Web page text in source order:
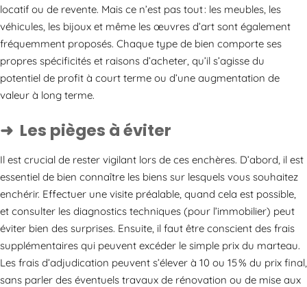
locatif ou de revente. Mais ce n’est pas tout : les meubles, les
véhicules, les bijoux et même les œuvres d’art sont également
fréquemment proposés. Chaque type de bien comporte ses
propres spécificités et raisons d’acheter, qu’il s’agisse du
potentiel de profit à court terme ou d’une augmentation de
valeur à long terme.
Les pièges à éviter
Il est crucial de rester vigilant lors de ces enchères. D’abord, il est
essentiel de bien connaître les biens sur lesquels vous souhaitez
enchérir. Effectuer une visite préalable, quand cela est possible,
et consulter les diagnostics techniques (pour l’immobilier) peut
éviter bien des surprises. Ensuite, il faut être conscient des frais
supplémentaires qui peuvent excéder le simple prix du marteau.
Les frais d’adjudication peuvent s’élever à 10 ou 15 % du prix final,
sans parler des éventuels travaux de rénovation ou de mise aux